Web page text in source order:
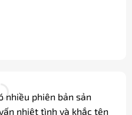
nhiều phiên bản sản
nhiệt tình và khắc tên